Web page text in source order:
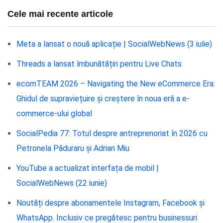
Cele mai recente articole
Meta a lansat o nouă aplicație | SocialWebNews (3 iulie)
Threads a lansat îmbunătățiri pentru Live Chats
ecomTEAM 2026 – Navigating the New eCommerce Era:
Ghidul de supraviețuire și creștere în noua eră a e-
commerce-ului global
SocialPedia 77: Totul despre antreprenoriat în 2026 cu
Petronela Păduraru și Adrian Miu
YouTube a actualizat interfața de mobil |
SocialWebNews (22 iunie)
Noutăți despre abonamentele Instagram, Facebook și
WhatsApp. Inclusiv ce pregătesc pentru businessuri